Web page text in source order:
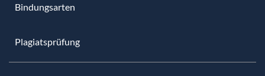
Bindungsarten
Plagiatsprüfung